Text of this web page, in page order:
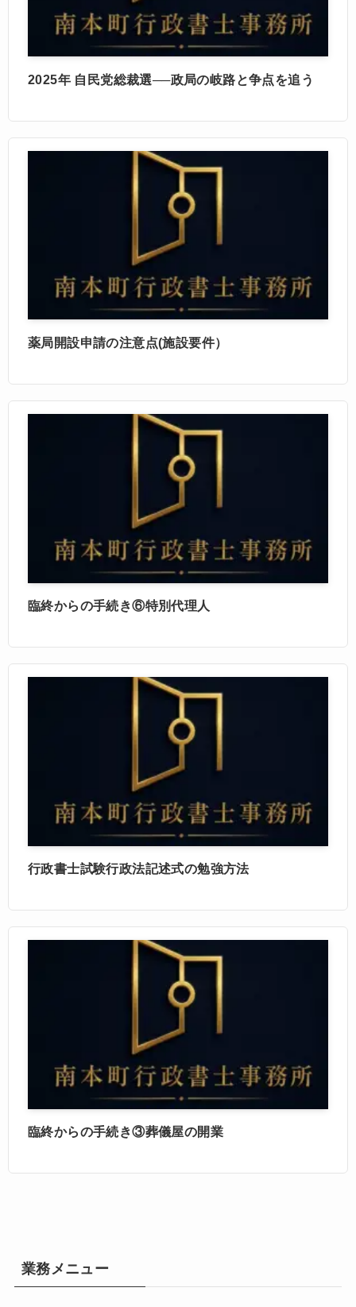
2025年 自民党総裁選──政局の岐路と争点を追う
薬局開設申請の注意点(施設要件）
臨終からの手続き⑥特別代理人
行政書士試験行政法記述式の勉強方法
臨終からの手続き③葬儀屋の開業
業務メニュー